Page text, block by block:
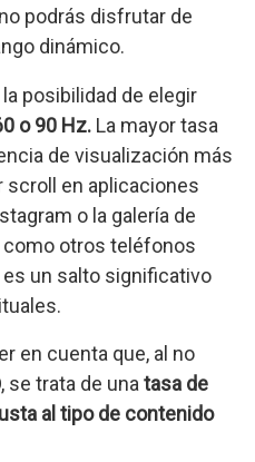
podrás disfrutar de
dinámico.
posibilidad de elegir
o 90 Hz. La mayor tasa
de visualización más
scroll en aplicaciones
o la galería de
otros teléfonos
es un salto significativo
en cuenta que, al no
se trata de una tasa de
al tipo de contenido